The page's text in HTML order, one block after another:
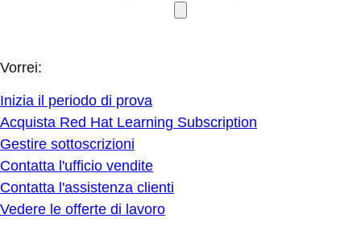
Vorrei:
Inizia il periodo di prova
Acquista Red Hat Learning Subscription
Gestire sottoscrizioni
Contatta l'ufficio vendite
Contatta l'assistenza clienti
Vedere le offerte di lavoro